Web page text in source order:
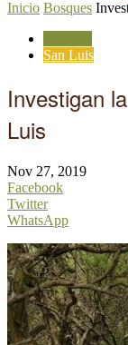
Inicio Bosques
San Luis
Investigan
Luis
Nov 27, 2019
Facebook
Twitter
WhatsApp